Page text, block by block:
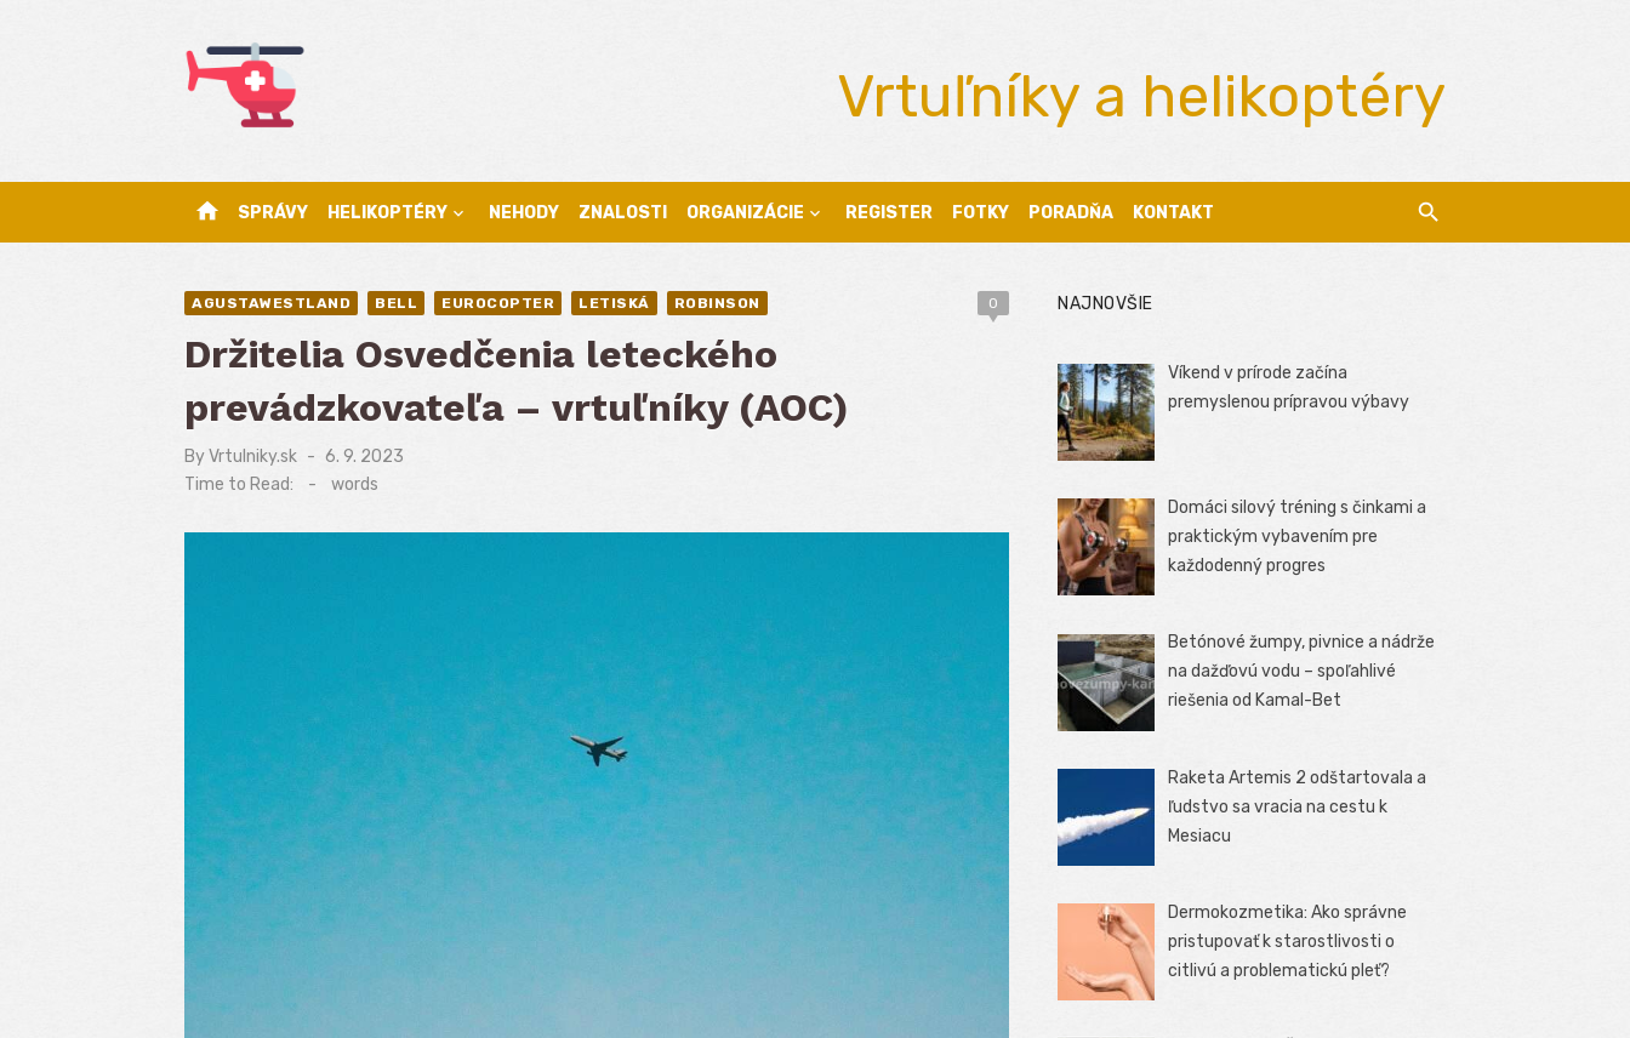
Vrtuľníky a helikoptéry
home SPRÁVY HELIKOPTÉRY NEHODY ZNALOSTI ORGANIZÁCIE REGISTER FOTKY PORADŇA KONTAKT
AGUSTAWESTLAND BELL EUROCOPTER LETISKÁ ROBINSON 0
Držitelia Osvedčenia leteckého
prevádzkovateľa – vrtuľníky (AOC)
ByVrtulniky.sk
Posted
on
6. 9. 2023
Time to Read:
- words
NAJNOVŠIE
Víkend v prírode začína
premyslenou prípravou výbavy
Domáci silový tréning s činkami a
praktickým vybavením pre
každodenný progres
Betónové žumpy, pivnice a nádrže
na dažďovú vodu – spoľahlivé
riešenia od Kamal-Bet
Raketa Artemis 2 odštartovala a
ľudstvo sa vracia na cestu k
Mesiacu
Dermokozmetika: Ako správne
pristupovať k starostlivosti o
citlivú a problematickú pleť?